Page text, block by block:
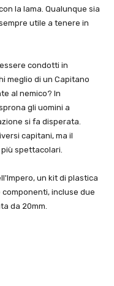
la lama. Qualunque sia
utile a tenere in
condotti in
meglio di un Capitano
al nemico? In
gli uomini a
si fa disperata.
capitani, ma il
spettacolari.
un kit di plastica
incluse due
da 20mm.